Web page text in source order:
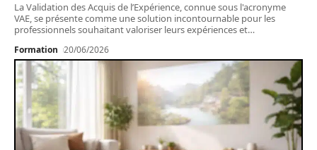
La Validation des Acquis de l’Expérience, connue sous l'acronyme
VAE, se présente comme une solution incontournable pour les
professionnels souhaitant valoriser leurs expériences et…
Formation 20/06/2026